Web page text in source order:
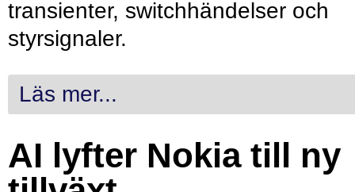
transienter, switchhändelser och
styrsignaler.
Läs mer...
AI lyfter Nokia till ny